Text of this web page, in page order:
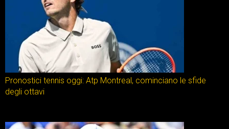
Pronostici tennis oggi: Atp Montreal, cominciano le sfide
degli ottavi